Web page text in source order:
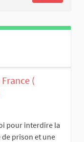
(
pour interdire la
prison et une